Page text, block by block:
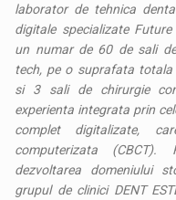
laborator de tehnica
digitale specializate
un numar de 60 de sali
tech, pe o suprafata
si 3 sali de chirurgie
experienta integrata prin
complet digitalizate,
computerizata
dezvoltarea domeniului
grupul de clinici DENT